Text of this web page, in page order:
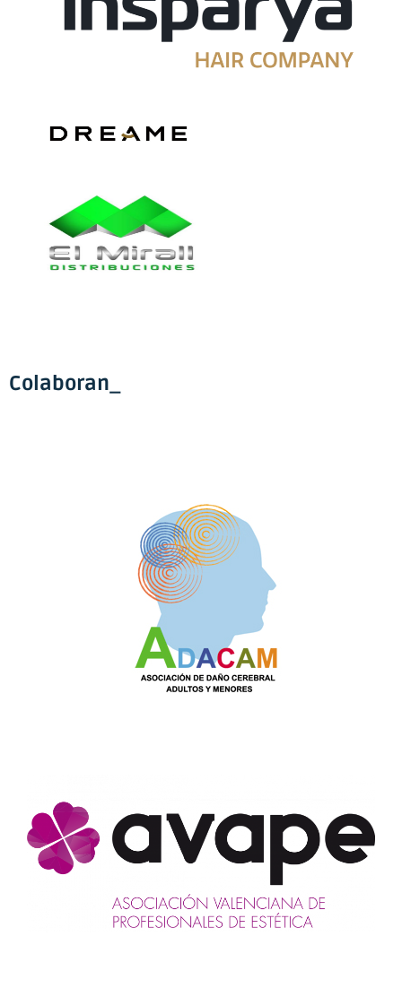
Colaboran_